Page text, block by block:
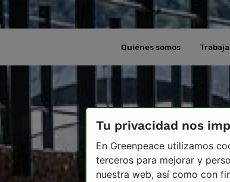
Quiénes somos
Tu privacidad nos
En Greenpeace utilizamos
terceros para mejorar y
nuestra web, así como con